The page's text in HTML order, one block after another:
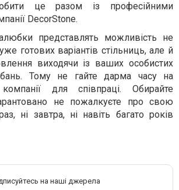
це разом із професійними
DecorStone.
представлять можливість не
готових варіантів стільниць, але й
виходячи із ваших особистих
Тому не гайте дарма часу на
для співпраці. Обирайте
не пожалкуєте про свою
ні завтра, ні навіть багато років
на наші джерела